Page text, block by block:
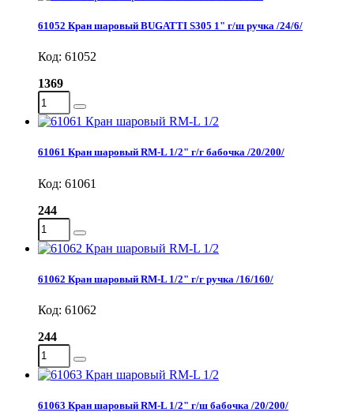
61052 Кран шаровый BUGATTI S305 1" г/ш ручка /24/6/
Код: 61052
1369
61061 Кран шаровый RM-L 1/2" г/г бабочка /20/200/
Код: 61061
244
61062 Кран шаровый RM-L 1/2" г/г ручка /16/160/
Код: 61062
244
61063 Кран шаровый RM-L 1/2" г/ш бабочка /20/200/